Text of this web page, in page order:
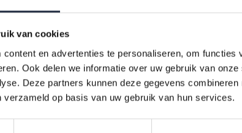
van cookies
en advertenties te personaliseren, om functies
Ook delen we informatie over uw gebruik van
Deze partners kunnen deze gegevens
verzameld op basis van uw gebruik van hun services.
gezondheidscentra daalde de ervaren waardering met
Het aandeel medewerkers datscholingheeft gevolgd
in het sociaal werk (+4 %-punt) en de jeugdzorg (+3 %-
Dewerkdruk blijft hoog. In de kinderopvang geldt dit
werknemers. In de verpleging en verzorging vindt 44%
medewerkers de werkdruk (veel) te hoog